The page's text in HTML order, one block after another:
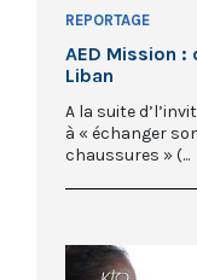
REPORTAGE
AED Mission
Liban
A la suite
à « échanger
chaussures » (...